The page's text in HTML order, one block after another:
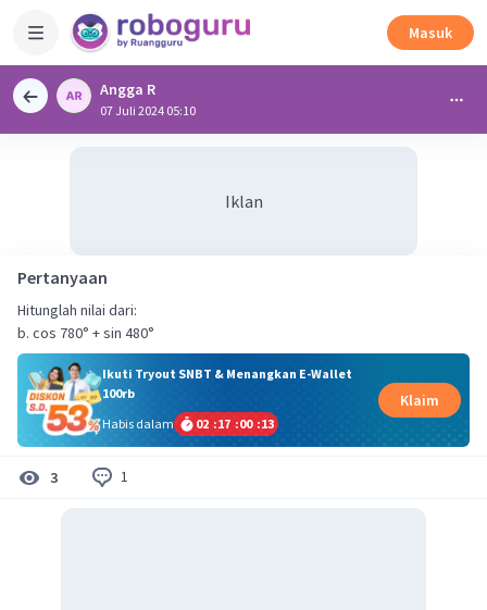
Masuk
Angga R
07 Juli 2024 05:10
Iklan
Pertanyaan
Hitunglah nilai dari:
b. cos 780° + sin 480°
Ikuti Tryout SNBT & Menangkan E-Wallet
100rb
Habis dalam
02 :17 :00 :13
Klaim
3 1